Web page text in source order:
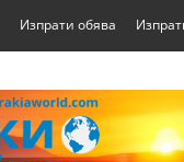
Изпрати обява